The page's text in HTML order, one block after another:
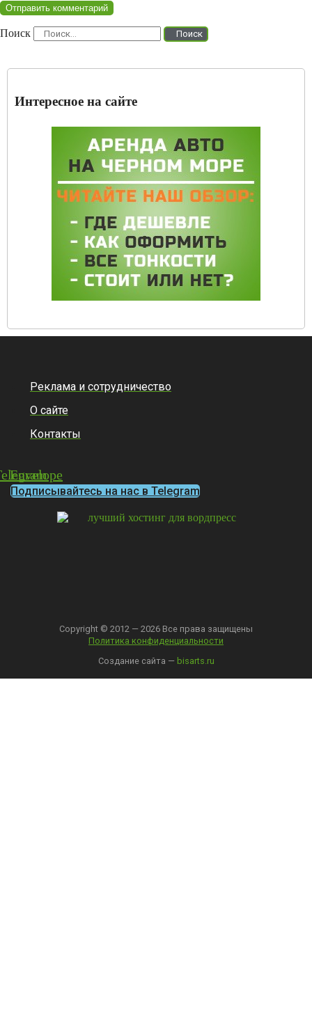
Поиск Поиск
Интересное на сайте
Реклама и сотрудничество
О сайте
Контакты
Envelope
Подписывайтесь на нас в Telegram
Copyright © 2012 — 2026 Все права защищены
Политика конфиденциальности
Создание сайта — bisarts.ru